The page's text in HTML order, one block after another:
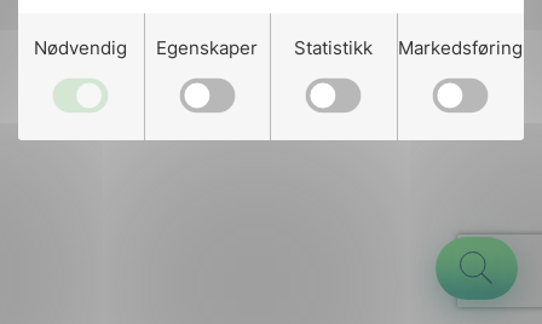
Nødvendig Egenskaper Statistikk Markedsføring